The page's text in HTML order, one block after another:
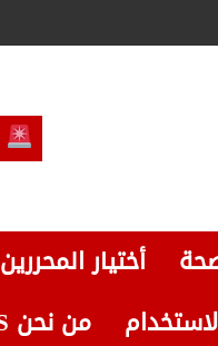
أختيار المحررين
من نحن BAZNEWS